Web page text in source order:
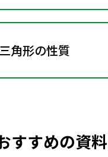
角形の性質
すすめの資料